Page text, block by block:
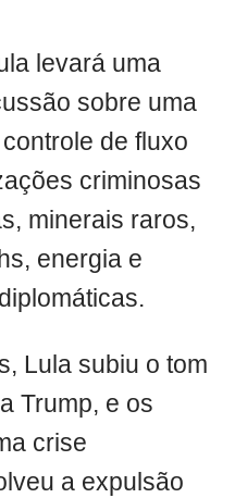
levará uma
sobre uma
de fluxo
criminosas
minerais raros,
energia e
Lula subiu o tom
Trump, e os
crise
a expulsão